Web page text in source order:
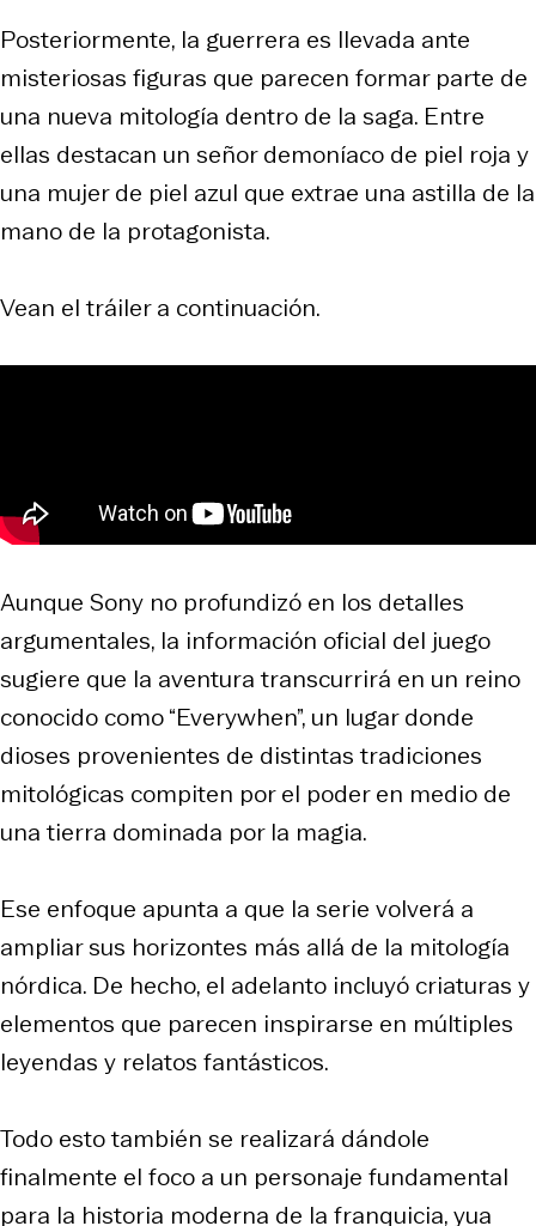
Posteriormente, la guerrera es llevada ante
misteriosas figuras que parecen formar parte de
una nueva mitología dentro de la saga. Entre
ellas destacan un señor demoníaco de piel roja y
una mujer de piel azul que extrae una astilla de la
mano de la protagonista.
Vean el tráiler a continuación.
Aunque Sony no profundizó en los detalles
argumentales, la información oficial del juego
sugiere que la aventura transcurrirá en un reino
conocido como “Everywhen”, un lugar donde
dioses provenientes de distintas tradiciones
mitológicas compiten por el poder en medio de
una tierra dominada por la magia.
Ese enfoque apunta a que la serie volverá a
ampliar sus horizontes más allá de la mitología
nórdica. De hecho, el adelanto incluyó criaturas y
elementos que parecen inspirarse en múltiples
leyendas y relatos fantásticos.
Todo esto también se realizará dándole
finalmente el foco a un personaje fundamental
para la historia moderna de la franquicia, yua